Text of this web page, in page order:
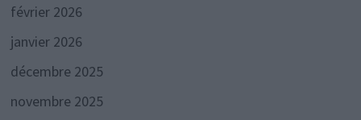
février 2026
janvier 2026
décembre 2025
novembre 2025